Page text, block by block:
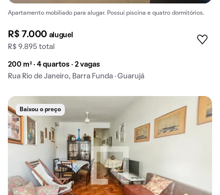
Apartamento mobiliado para alugar. Possui piscina e quatro dormitórios.
R$ 7.000 aluguel
R$ 9.895 total
200 m² · 4 quartos · 2 vagas
Rua Rio de Janeiro, Barra Funda · Guarujá
Baixou o preço